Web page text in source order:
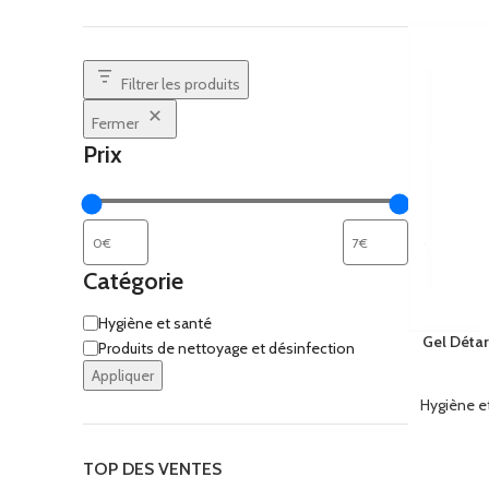
Filtrer les produits
Fermer
Prix
Catégorie
Hygiène et santé
Produits de nettoyage et désinfection
Appliquer
TOP DES VENTES
Gel
Hygiène